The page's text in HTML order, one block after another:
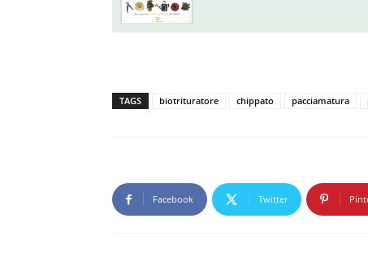
TAGS biotrituratore chippato pacciamatura
Facebook Twitter